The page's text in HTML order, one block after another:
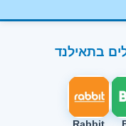
בתאילנד
Rabbit